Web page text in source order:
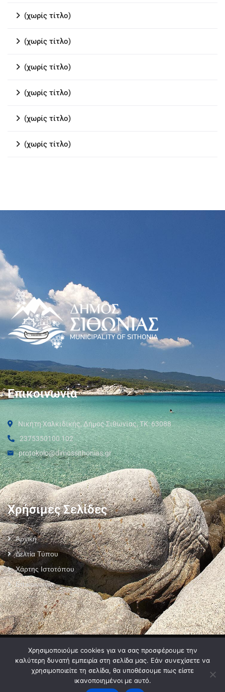
(χωρίς τίτλο)
(χωρίς τίτλο)
(χωρίς τίτλο)
(χωρίς τίτλο)
(χωρίς τίτλο)
(χωρίς τίτλο)
Επικοινωνία
Νικήτη Χαλκιδικής, Δήμος Σιθωνίας, ΤΚ: 63088
2375350100 102
protokolo@dimossithonias.gr
Χρήσιμες Σελίδες
Αρχική
Δελτία Τύπου
Χάρτης Ιστοτόπου
Επικοινωνία
Όροι Χρήσης
Χρησιμοποιούμε cookies για να σας προσφέρουμε την
καλύτερη δυνατή εμπειρία στη σελίδα μας. Εάν συνεχίσετε να
χρησιμοποιείτε τη σελίδα, θα υποθέσουμε πως είστε
ικανοποιημένοι με αυτό.